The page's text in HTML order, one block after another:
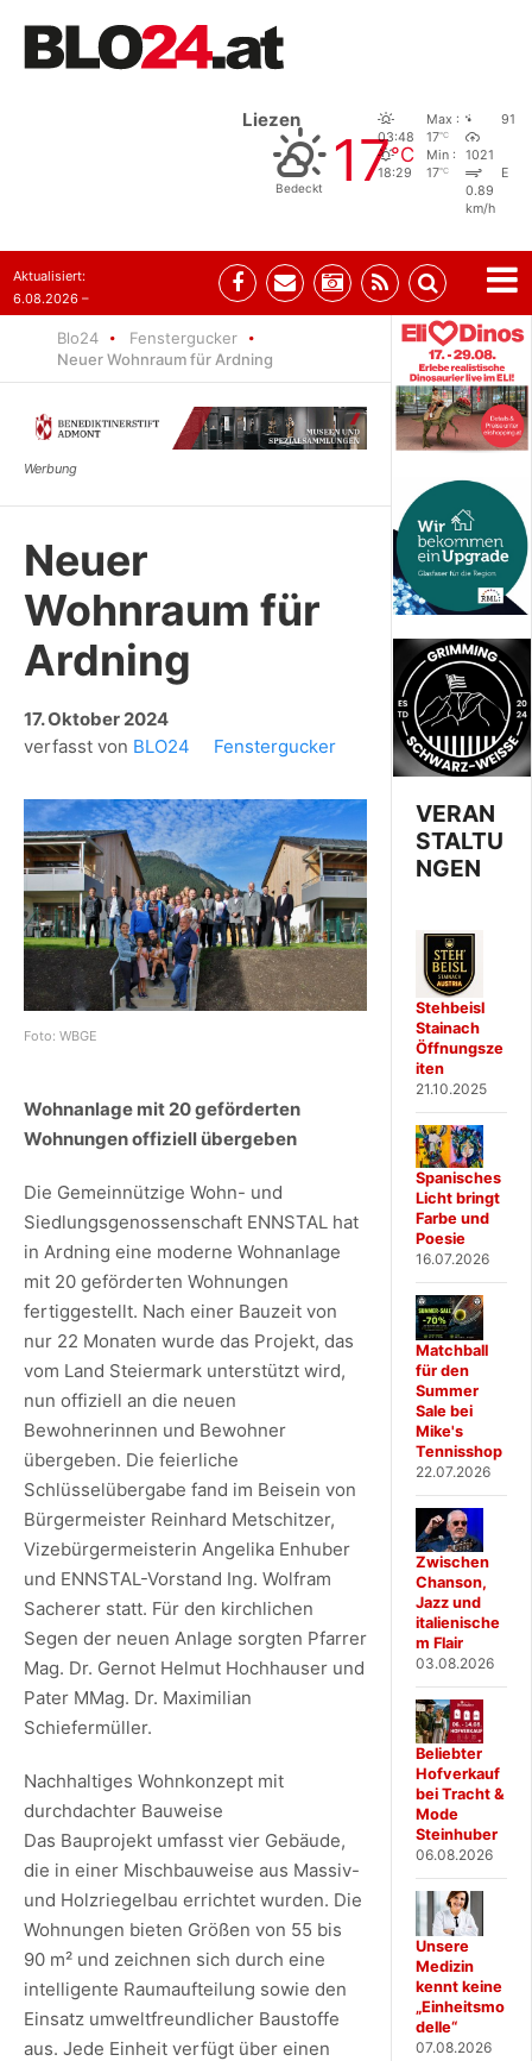
Liezen
Bedeckt 17°C
03:48
18:29
Max :
17°C
Min :
17°C
91
1021
E
0.89
km/h
Aktualisiert:
6.08.2026 –
Blo24
Fenstergucker
Neuer Wohnraum für Ardning
Neuer
Wohnraum für
Ardning
17. Oktober 2024
verfasst von BLO24 Fenstergucker
Foto: WBGE
Wohnanlage mit 20 geförderten
Wohnungen offiziell übergeben
Die Gemeinnützige Wohn- und
Siedlungsgenossenschaft ENNSTAL hat
in Ardning eine moderne Wohnanlage
mit 20 geförderten Wohnungen
fertiggestellt. Nach einer Bauzeit von
nur 22 Monaten wurde das Projekt, das
vom Land Steiermark unterstützt wird,
nun offiziell an die neuen
Bewohnerinnen und Bewohner
übergeben. Die feierliche
Schlüsselübergabe fand im Beisein von
Bürgermeister Reinhard Metschitzer,
Vizebürgermeisterin Angelika Enhuber
und ENNSTAL-Vorstand Ing. Wolfram
Sacherer statt. Für den kirchlichen
Segen der neuen Anlage sorgten Pfarrer
Mag. Dr. Gernot Helmut Hochhauser und
Pater MMag. Dr. Maximilian
Schiefermüller.
Nachhaltiges Wohnkonzept mit
durchdachter Bauweise
Das Bauprojekt umfasst vier Gebäude,
die in einer Mischbauweise aus Massiv-
und Holzriegelbau errichtet wurden. Die
Wohnungen bieten Größen von 55 bis
90 m² und zeichnen sich durch eine
intelligente Raumaufteilung sowie den
Einsatz umweltfreundlicher Baustoffe
aus. Jede Einheit verfügt über einen
VERAN
STALTU
NGEN
Stehbeisl
Stainach
Öffnungsze
iten
21.10.2025
Spanisches
Licht bringt
Farbe und
Poesie
16.07.2026
Matchball
für den
Summer
Sale bei
Mike's
Tennisshop
22.07.2026
Zwischen
Chanson,
Jazz und
italienische
m Flair
03.08.2026
Beliebter
Hofverkauf
bei Tracht &
Mode
Steinhuber
06.08.2026
Unsere
Medizin
kennt keine
„Einheitsmo
delle“
07.08.2026